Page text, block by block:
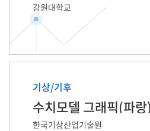
강원대학교
기상/기후
수치모델 그래픽(파랑)
한국기상산업기술원